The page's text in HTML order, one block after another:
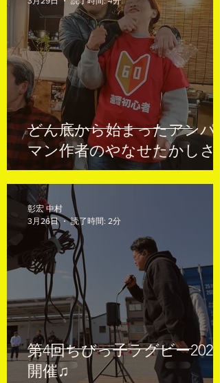
どん底から始まったアンパ
マン作者のやなせたかしさ
第4回ちびっ子ラグビー2026
開催♫
彰宏 中村
3月26日
読了時間: 2分